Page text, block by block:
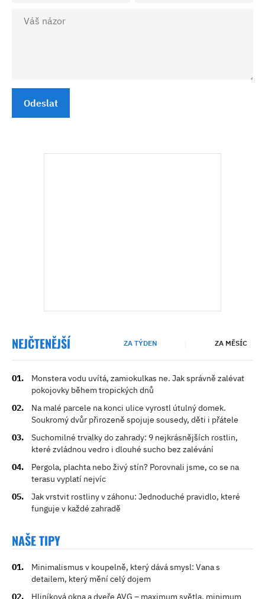
Odeslat
NEJČTENĚJŠÍ ZA TÝDEN ZA MĚSÍC
Monstera vodu uvítá, zamiokulkas ne. Jak správně zalévat
pokojovky během tropických dnů
Na malé parcele na konci ulice vyrostl útulný domek.
Soukromý dvůr přirozeně spojuje sousedy, děti i přátele
Suchomilné trvalky do zahrady: 9 nejkrásnějších rostlin,
které zvládnou vedro i dlouhé sucho bez zalévání
Pergola, plachta nebo živý stín? Porovnali jsme, co se na
terasu vyplatí nejvíc
Jak vrstvit rostliny v záhonu: Jednoduché pravidlo, které
funguje v každé zahradě
NAŠE TIPY
Minimalismus v koupelně, který dává smysl: Vana s
detailem, který mění celý dojem
Hliníková okna a dveře AVG – maximum světla, minimum